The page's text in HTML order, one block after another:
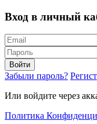
Вход в личный
Войти
Забыли пароль?
Или войдите через
Политика